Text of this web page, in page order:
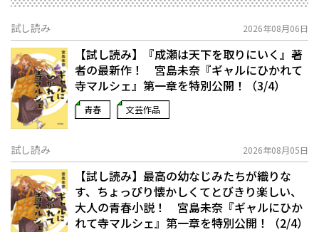
試し読み 2026年08月06日
【試し読み】『成瀬は天下を取りにいく』著
者の最新作！ 宮島未奈『ギャルにひかれて
寺マルシェ』第一章を特別公開！（3/4）
青春 文芸作品
試し読み 2026年08月05日
【試し読み】最高の幼なじみたちが織りな
す、ちょっぴり懐かしくてとびきり楽しい、
大人の青春小説！ 宮島未奈『ギャルにひか
れて寺マルシェ』第一章を特別公開！（2/4）